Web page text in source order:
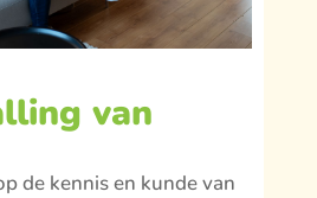
van
de kennis en kunde van